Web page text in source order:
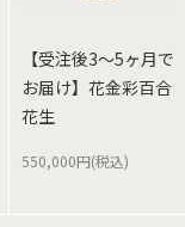
【受注後3～5ヶ月で
お届け】花金彩百合
花生
550,000円(税込)